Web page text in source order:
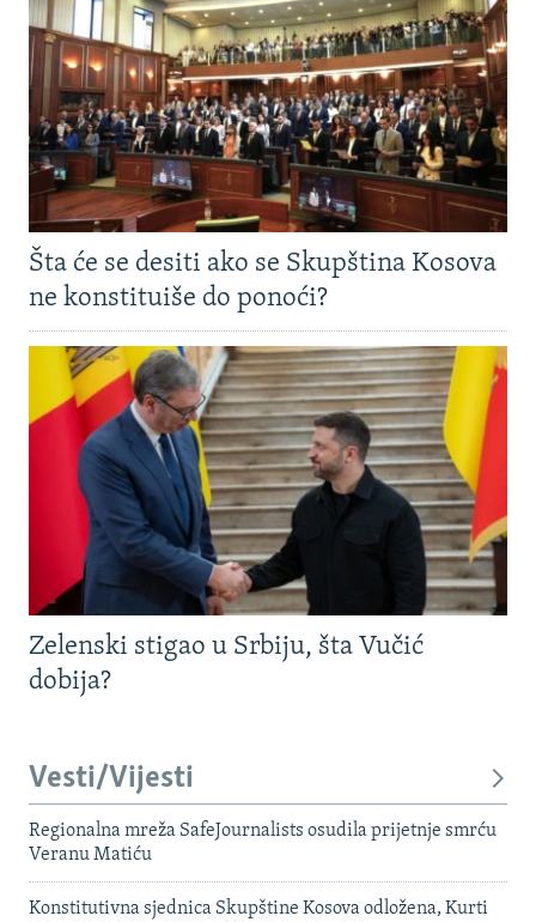
Šta će se desiti ako se Skupština Kosova
ne konstituiše do ponoći?
Zelenski stigao u Srbiju, šta Vučić
dobija?
Vesti/Vijesti
Regionalna mreža SafeJournalists osudila prijetnje smrću
Veranu Matiću
Konstitutivna sjednica Skupštine Kosova odložena, Kurti